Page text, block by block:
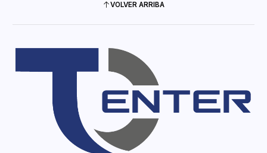
VOLVER ARRIBA